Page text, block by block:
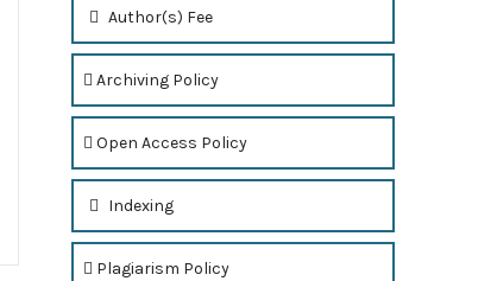
Author(s) Fee
Archiving Policy
Open Access Policy
Indexing
Plagiarism Policy